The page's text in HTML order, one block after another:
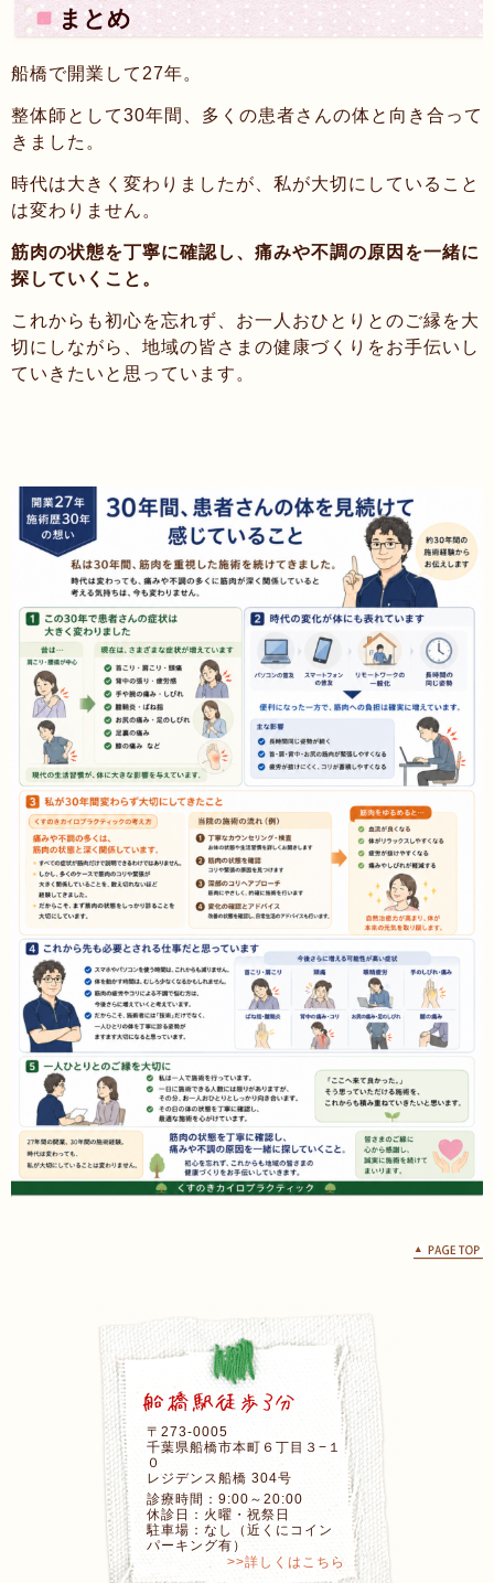
まとめ
船橋で開業して27年。
整体師として30年間、多くの患者さんの体と向き合って
きました。
時代は大きく変わりましたが、私が大切にしていること
は変わりません。
筋肉の状態を丁寧に確認し、痛みや不調の原因を一緒に
探していくこと。
これからも初心を忘れず、お一人おひとりとのご縁を大
切にしながら、地域の皆さまの健康づくりをお手伝いし
ていきたいと思っています。
〒273-0005
千葉県船橋市本町６丁目３−１
０
レジデンス船橋 304号
診療時間：9:00～20:00
休診日：火曜・祝祭日
駐車場：なし（近くにコイン
パーキング有）
>>詳しくはこちら